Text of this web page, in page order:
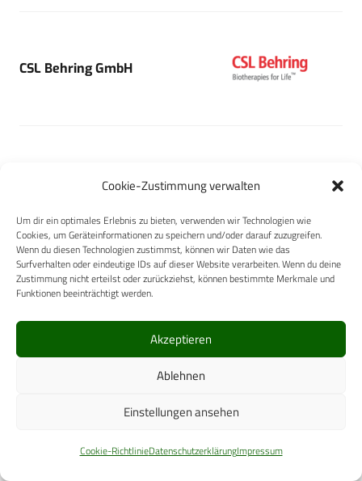
Cookie-Zustimmung verwalten
Um dir ein optimales Erlebnis zu bieten, verwenden wir Technologien wie
Cookies, um Geräteinformationen zu speichern und/oder darauf zuzugreifen.
Wenn du diesen Technologien zustimmst, können wir Daten wie das
Surfverhalten oder eindeutige IDs auf dieser Website verarbeiten. Wenn du deine
Zustimmung nicht erteilst oder zurückziehst, können bestimmte Merkmale und
Funktionen beeinträchtigt werden.
Akzeptieren
Ablehnen
Einstellungen ansehen
Cookie-RichtlinieDatenschutzerklärungImpressum
CSL Behring GmbH
Kärcher Futuretech GmbH
Natural Disasters Expo